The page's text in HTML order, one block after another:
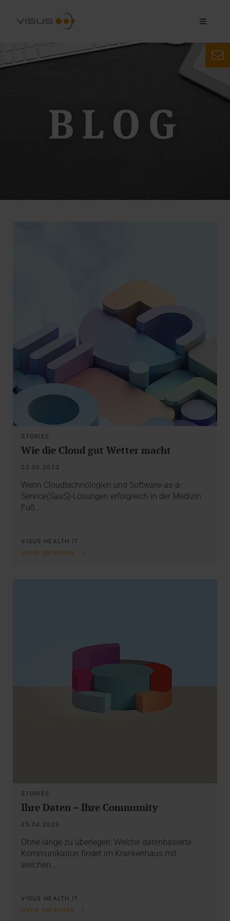
STORIES
Wie die Cloud gut Wetter macht
02.05.2023
Wenn Cloudtechnologien und Software-as-a-
Service(SaaS)-Lösungen erfolgreich in der Medizin
Fuß…
VISUS HEALTH IT
MEHR ERFAHREN
STORIES
Ihre Daten – Ihre Community
25.04.2023
Ohne lange zu überlegen: Welche datenbasierte
Kommunikation findet im Krankenhaus mit
welchen…
VISUS HEALTH IT
MEHR ERFAHREN